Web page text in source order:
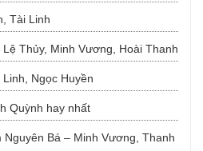
Tài Linh
Thủy, Minh Vương, Hoài Thanh
Ngọc Huyền
Quỳnh hay nhất
Bá – Minh Vương, Thanh